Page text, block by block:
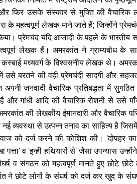
फिर उसके संस्कार से मुक्ति की वैचारिक
महत्वपूर्ण लेखक माने जाते हैं; जिन्होंने
प्रेमचंद यदि आजादी के पहले के भारतीय
लेखक हैं। अमरकांत ने ग्राम्यबोध के
मध्यवर्ग के विश्वसनीय लेखक थे।
में उसे बरतने की वही प्रेमचंदी सादगी और
जनवादी वैचारिक प्रतिबद्धता में
और गांधी आदि की वैचारिक रोशनी से उसे
की लेखकीय ईमानदारी और वैचारिक
व्यवस्था से उत्पन्न तनाव का साहित्य है
को दर्ज करने की कोशिश की। 'दोपहर का
व 'इन्ही हथियारों से' जैसा उपन्यास
व संगठन को महत्वपूर्ण मानते हुए छोटे छोटे
छोटे लोगों के संघर्ष को दर्ज कर खुद के